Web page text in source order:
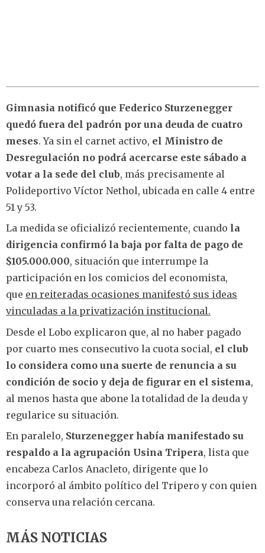
Gimnasia notificó que Federico Sturzenegger
quedó fuera del padrón por una deuda de cuatro
meses. Ya sin el carnet activo, el Ministro de
Desregulación no podrá acercarse este sábado a
votar a la sede del club, más precisamente al
Polideportivo Víctor Nethol, ubicada en calle 4 entre
51 y 53.
La medida se oficializó recientemente, cuando la
dirigencia confirmó la baja por falta de pago de
$105.000.000, situación que interrumpe la
participación en los comicios del economista,
que en reiteradas ocasiones manifestó sus ideas
vinculadas a la privatización institucional.
Desde el Lobo explicaron que, al no haber pagado
por cuarto mes consecutivo la cuota social, el club
lo considera como una suerte de renuncia a su
condición de socio y deja de figurar en el sistema,
al menos hasta que abone la totalidad de la deuda y
regularice su situación.
En paralelo, Sturzenegger había manifestado su
respaldo a la agrupación Usina Tripera, lista que
encabeza Carlos Anacleto, dirigente que lo
incorporó al ámbito político del Tripero y con quien
conserva una relación cercana.
MÁS NOTICIAS